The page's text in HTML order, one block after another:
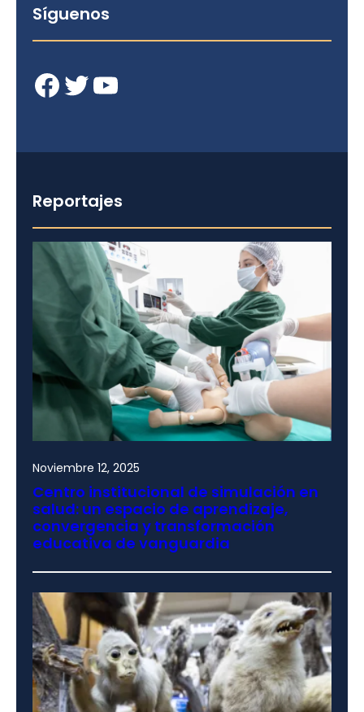
Síguenos
Facebook Twitter YouTube
Reportajes
Noviembre 12, 2025
Centro institucional de simulación en
salud: un espacio de aprendizaje,
convergencia y transformación
educativa de vanguardia